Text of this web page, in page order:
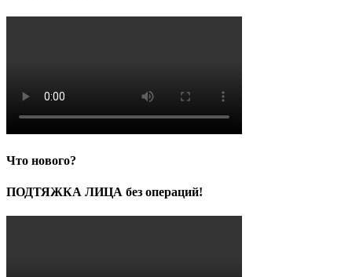
Что нового?
ПОДТЯЖКА ЛИЦА без операций!